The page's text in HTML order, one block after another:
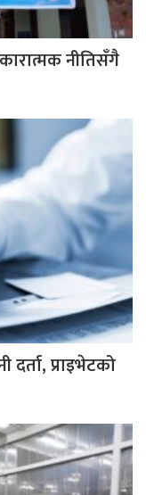
नीतिसँगै
दर्ता, प्राइभेटको